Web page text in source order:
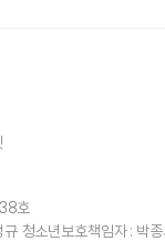
호
규 청소년보호책임자 : 박종